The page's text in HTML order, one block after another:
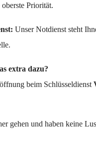
Priorität.
Unser Notdienst steht
extra dazu?
beim Schlüsseldienst
gehen und haben keine